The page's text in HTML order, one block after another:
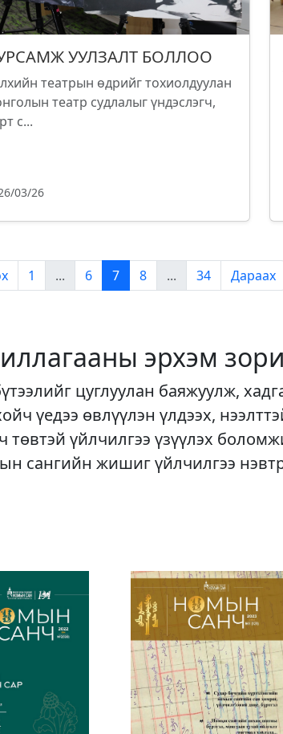
УУЛЗАЛТ БОЛЛОО
театрын өдрийг тохиолдуулан
театр судлалыг үндэслэгч,
с...
03/26
1 ... 6 7 8 ... 34 Дараах
эрхэм
цуглуулан баяжуулж,
үедээ өвлүүлэн үлдээх,
төвтэй үйлчилгээ үзүүлэх
сангийн жишиг үйлчилгээ